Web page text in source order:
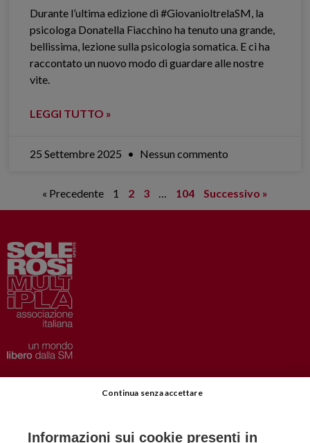
Durante l’ultima edizione di #GiovanioltrelaSM, la
psicologa Donatella Fiacchino ha tenuto una grande,
bellissima, lezione sulla psicologia somatica. E ci ha
raccontato un nuovo modo di guardare alle nostre
vite.
LEGGI TUTTO »
25 Settembre 2025 Nessun commento
« Precedente 1 2 3 104 Successivo »
Privacy–Disclaimer
Informazioni sui cookie presenti in
Continua senza accettare